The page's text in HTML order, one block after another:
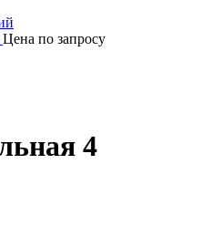
Цена по запросу
4